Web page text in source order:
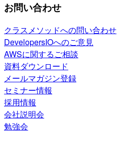
お問い合わせ
クラスメソッドへの問い合わせ
DevelopersIOへのご意見
AWSに関するご相談
資料ダウンロード
メールマガジン登録
セミナー情報
採用情報
会社説明会
勉強会